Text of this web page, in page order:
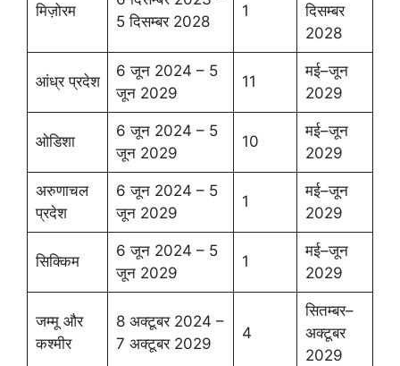
मिज़ोरम
5 दिसम्बर 2028
1
दिसम्बर
2028
आंध्र प्रदेश
6 जून 2024 – 5
जून 2029
11
मई–जून
2029
ओडिशा
6 जून 2024 – 5
जून 2029
10
मई–जून
2029
अरुणाचल
प्रदेश
6 जून 2024 – 5
जून 2029
1
मई–जून
2029
सिक्किम
6 जून 2024 – 5
जून 2029
1
मई–जून
2029
जम्मू और
कश्मीर
8 अक्टूबर 2024 –
7 अक्टूबर 2029
4
सितम्बर–
अक्टूबर
2029